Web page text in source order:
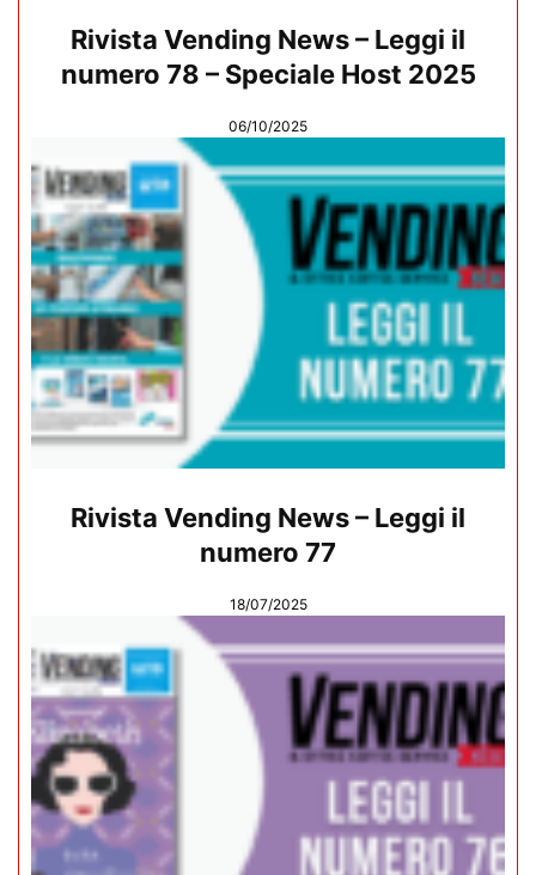
Rivista Vending News – Leggi il
numero 78 – Speciale Host 2025
06/10/2025
Rivista Vending News – Leggi il
numero 77
18/07/2025